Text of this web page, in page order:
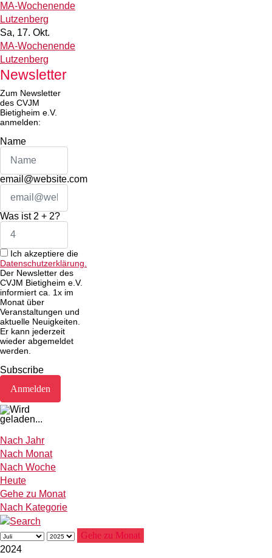
MA-Wochenende
Lutzenberg
Sa, 17. Okt.
MA-Wochenende
Lutzenberg
Newsletter
Zum Newsletter
des CVJM
Bietigheim e.V.
anmelden:
Name
email@website.com
Was ist 2 + 2?
Ich akzeptiere die
Datenschutzerklärung.
Der Newsletter des
CVJM Bietigheim e.V.
informiert ca. 1x im
Monat über
Veranstaltungen und
aktuelle Neuigkeiten.
Er kann jederzeit
wieder abgemeldet
werden.
Subscribe
Nach Jahr
Nach Monat
Nach Woche
Heute
Gehe zu Monat
Nach Kategorie
Gehe zu Monat
2024